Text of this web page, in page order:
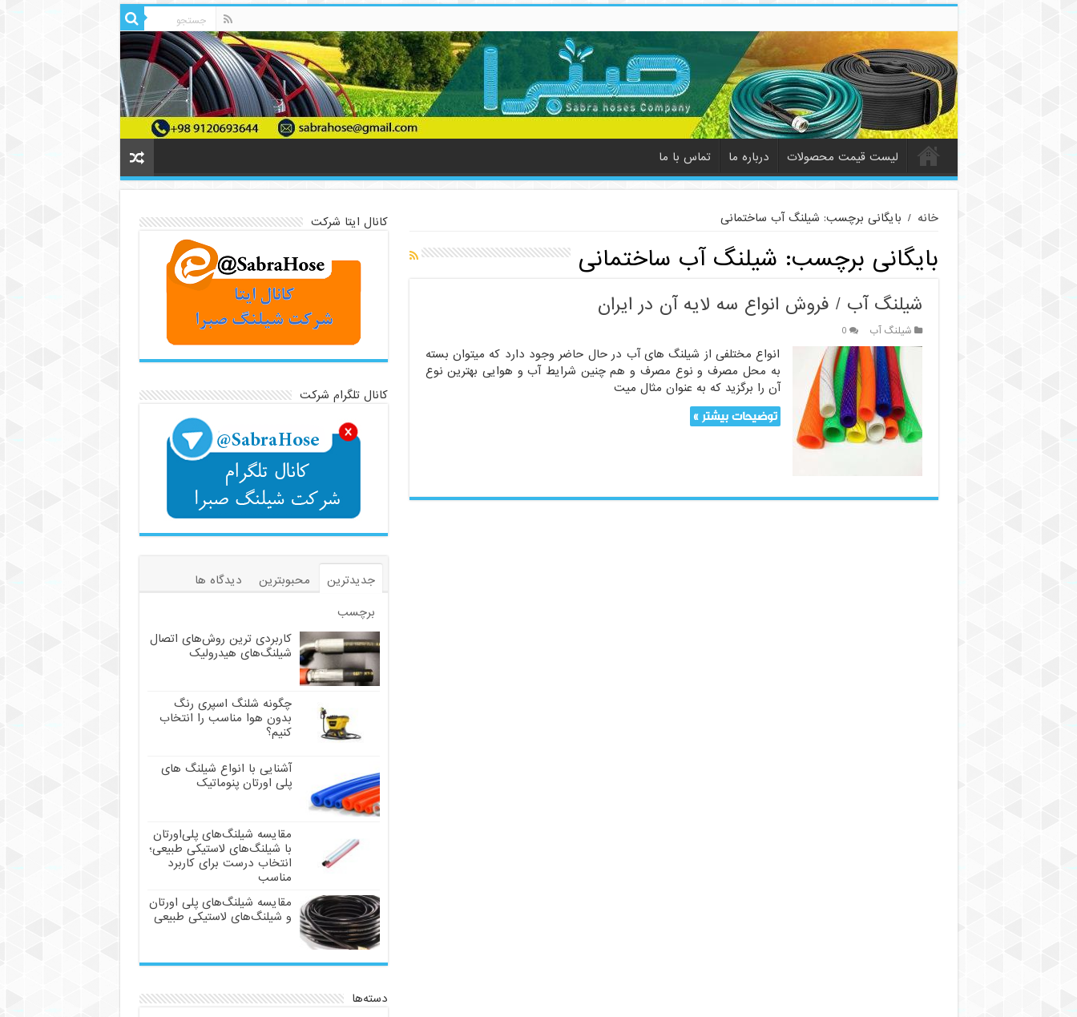
لیست قیمت محصولات درباره ما تماس با ما
خانه / بایگانی برچسب: شیلنگ آب ساختمانی
بایگانی برچسب: شیلنگ آب ساختمانی
شیلنگ آب / فروش انواع سه لایه آن در ایران
شیلنگ آب 0
انواع مختلفی از شیلنگ های آب در حال حاضر وجود دارد که میتوان بسته
به محل مصرف و نوع مصرف و هم چنین شرایط آب و هوایی بهترین نوع
آن را برگزید که به عنوان مثال میت
توضیحات بیشتر »
کانال ایتا شرکت
کانال تلگرام شرکت
جدیدترین محبوبترین
دیدگاه ها
برچسب
کاربردی ترین روش‌های اتصال
شیلنگ‌های هیدرولیک
چگونه شلنگ اسپری رنگ
بدون هوا مناسب را انتخاب
کنیم؟
آشنایی با انواع شیلنگ های
پلی اورتان پنوماتیک
مقایسه شیلنگ‌های پلی‌اورتان
با شیلنگ‌های لاستیکی طبیعی؛
انتخاب درست برای کاربرد
مناسب
مقایسه شیلنگ‌های پلی اورتان
و شیلنگ‌های لاستیکی طبیعی
دسته‌ها